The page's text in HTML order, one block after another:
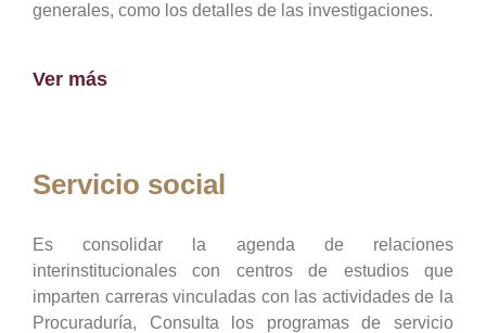
generales, como los detalles de las investigaciones.
Ver más
Servicio social
Es consolidar la agenda de relaciones
interinstitucionales con centros de estudios que
imparten carreras vinculadas con las actividades de la
Procuraduría, Consulta los programas de servicio